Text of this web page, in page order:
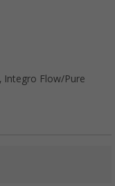
Integro Flow/Pure